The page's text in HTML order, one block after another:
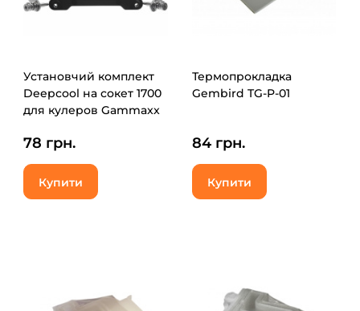
Установчий комплект
Deepcool на сокет 1700
для кулеров Gammaxx
400/XT, C4 (EM009-
MKNNIN-G-1)
78 грн.
Купити
Термопрокладка
Gembird TG-P-01
84 грн.
Купити